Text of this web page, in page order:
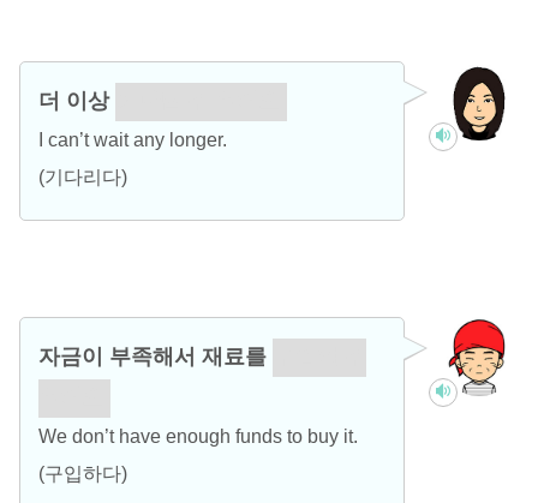
더 이상
I can’t wait any longer.
(기다리다)
자금이 부족해서 재료를
We don’t have enough funds to buy it.
(구입하다)